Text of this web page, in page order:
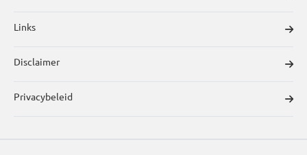
Links
Disclaimer
Privacybeleid